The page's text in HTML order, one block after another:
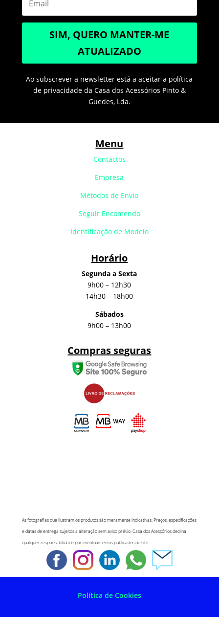
SIM, QUERO MANTER-ME
ATUALIZADO
Ao subscrever a newsletter está a aceitar a política
de privacidade da Casa dos Acessórios Pinto &
Guedes, Lda.
Menu
Contactos
Empresa
Métodos de Envio
Seguir Encomenda
Identificação de Modelo
Horário
Segunda a Sexta
9h00 – 12h30
14h30 – 18h00
Sábados
9h00 – 13h00
Compras seguras
As fotografias que ilustram os produtos são meramente indicativas. Preços, especificações
e datas de entrega sujeitos a alteração sem aviso prévio. Casa dos Acessórios declina
qualquer responsabilidade por eventuais erros publicados no site.
Política de Cookies